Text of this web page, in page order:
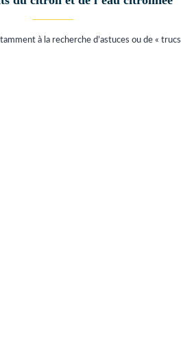
à la recherche d’astuces ou de « trucs